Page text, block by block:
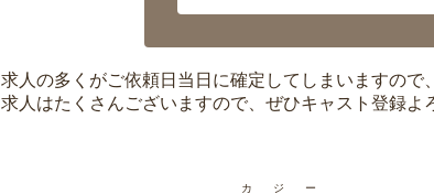
求人の多くがご依頼日当日に確定してしまいますので
求人はたくさんございますので、ぜひキャスト登録よ
カジー